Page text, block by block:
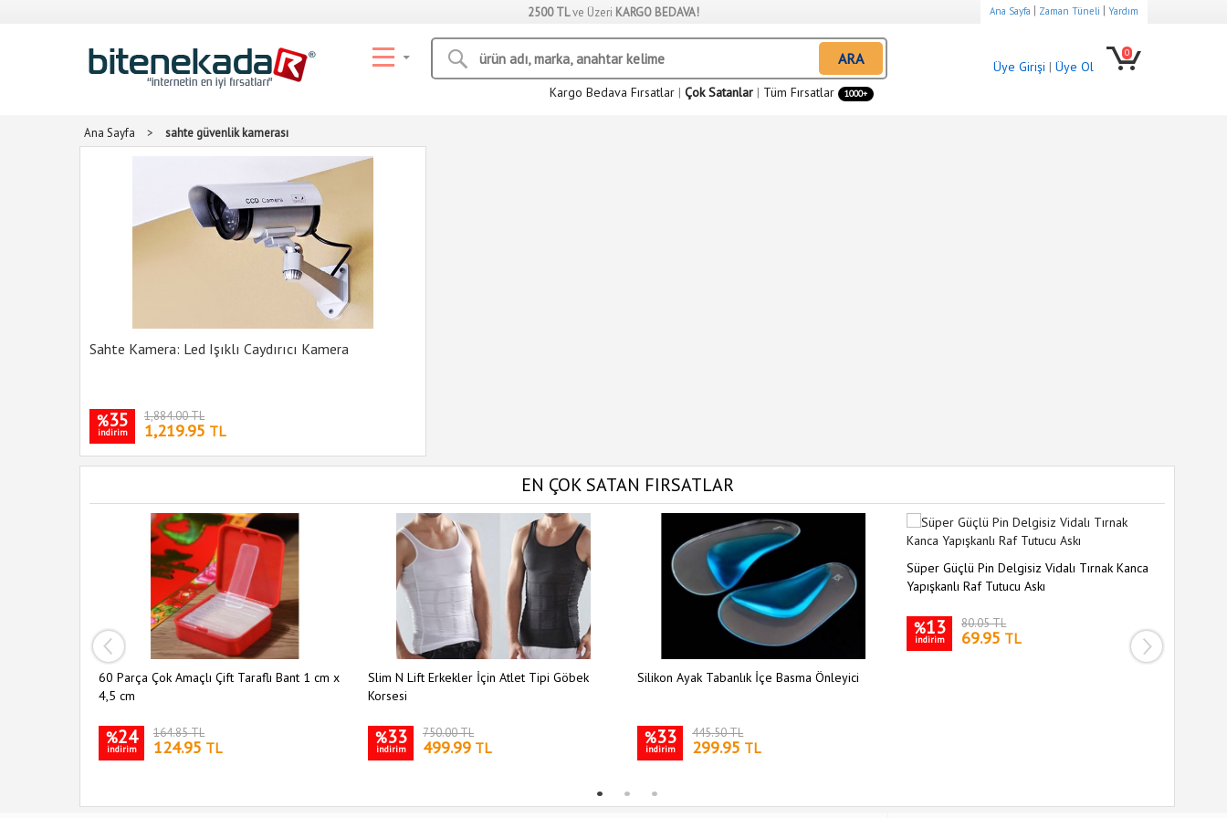
2500 TLve Üzeri KARGO BEDAVA! Ana Sayfa | Zaman Tüneli | Yardım
ARA
Kargo Bedava Fırsatlar | Çok Satanlar | Tüm Fırsatlar 1000+
Üye Girişi | Üye Ol
0
Ana Sayfa > sahte güvenlik kamerası
Sahte Kamera: Led Işıklı Caydırıcı Kamera
%35
indirim
1,884.00 TL
1,219.95 TL
EN ÇOK SATAN FIRSATLAR
60 Parça Çok Amaçlı Çift Taraflı Bant 1 cm x
4,5 cm
%24
indirim
164.85 TL
124.95 TL
Slim N Lift Erkekler İçin Atlet Tipi Göbek
Korsesi
%33
indirim
750.00 TL
499.99 TL
Silikon Ayak Tabanlık İçe Basma Önleyici
%33
indirim
445.50 TL
299.95 TL
Süper Güçlü Pin Delgisiz Vidalı Tırnak Kanca
Yapışkanlı Raf Tutucu Askı
%13
indirim
80.05 TL
69.95 TL